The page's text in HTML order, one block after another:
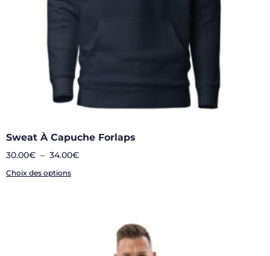
Sweat À Capuche Forlaps
30.00€ – 34.00€
Choix des options